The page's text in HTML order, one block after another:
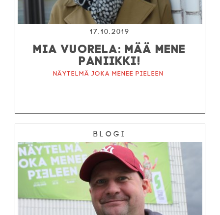
17.10.2019
MIA VUORELA: MÄÄ MENE
PANIIKKI!
Näytelmä joka menee pieleen
Blogi